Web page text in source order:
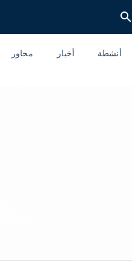
search
محاور أخبار أنشطة